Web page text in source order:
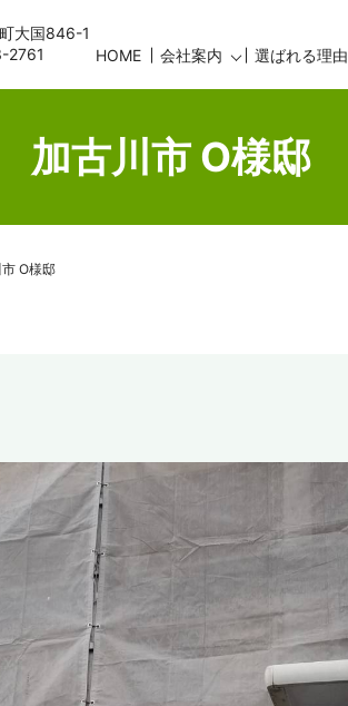
HOME 会社案内 選ばれる理由
大国846-1
2761
加古川市 O様邸
O様邸